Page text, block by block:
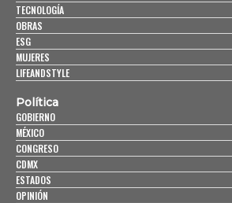
TECNOLOGÍA
OBRAS
ESG
MUJERES
LIFEANDSTYLE
Política
GOBIERNO
MÉXICO
CONGRESO
CDMX
ESTADOS
OPINIÓN